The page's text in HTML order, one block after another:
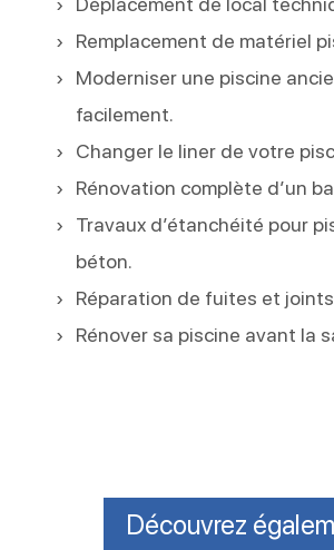
Remplacement de matériel
Moderniser une piscine
facilement.
Changer le liner de votre
Rénovation complète d’un
Travaux d’étanchéité pour
béton.
Réparation de fuites et
Rénover sa piscine avant la
Découvrez